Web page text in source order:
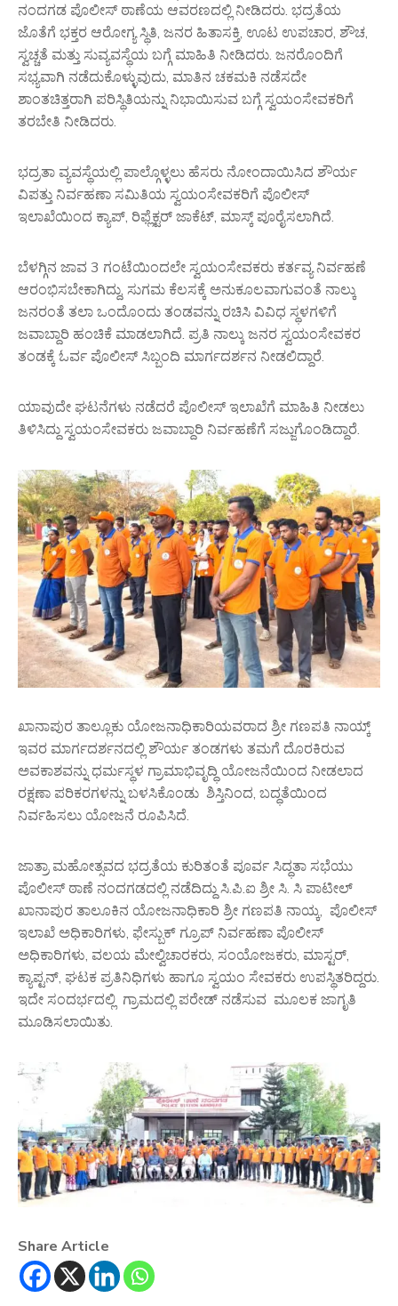
ನಂದಗಡ ಪೊಲೀಸ್ ಠಾಣೆಯ ಆವರಣದಲ್ಲಿ ನೀಡಿದರು. ಭದ್ರತೆಯ
ಜೊತೆಗೆ ಭಕ್ತರ ಆರೋಗ್ಯ ಸ್ಥಿತಿ, ಜನರ ಹಿತಾಸಕ್ತಿ, ಊಟ ಉಪಚಾರ, ಶೌಚ,
ಸ್ವಚ್ಚತೆ ಮತ್ತು ಸುವ್ಯವಸ್ಥೆಯ ಬಗ್ಗೆ ಮಾಹಿತಿ ನೀಡಿದರು. ಜನರೊಂದಿಗೆ
ಸಭ್ಯವಾಗಿ ನಡೆದುಕೊಳ್ಳುವುದು, ಮಾತಿನ ಚಕಮಕಿ ನಡೆಸದೇ
ಶಾಂತಚಿತ್ತರಾಗಿ ಪರಿಸ್ಥಿತಿಯನ್ನು ನಿಭಾಯಿಸುವ ಬಗ್ಗೆ ಸ್ವಯಂಸೇವಕರಿಗೆ
ತರಬೇತಿ ನೀಡಿದರು.
ಭದ್ರತಾ ವ್ಯವಸ್ಥೆಯಲ್ಲಿ ಪಾಲ್ಗೊಳ್ಳಲು ಹೆಸರು ನೋಂದಾಯಿಸಿದ ಶೌರ್ಯ
ವಿಪತ್ತು ನಿರ್ವಹಣಾ ಸಮಿತಿಯ ಸ್ವಯಂಸೇವಕರಿಗೆ ಪೊಲೀಸ್
ಇಲಾಖೆಯಿಂದ ಕ್ಯಾಪ್, ರಿಫ್ಲೆಕ್ಟರ್ ಜಾಕೆಟ್, ಮಾಸ್ಕ್ ಪೂರೈಸಲಾಗಿದೆ.
ಬೆಳಗ್ಗಿನ ಜಾವ 3 ಗಂಟೆಯಿಂದಲೇ ಸ್ವಯಂಸೇವಕರು ಕರ್ತವ್ಯ ನಿರ್ವಹಣೆ
ಆರಂಭಿಸಬೇಕಾಗಿದ್ದು, ಸುಗಮ ಕೆಲಸಕ್ಕೆ ಅನುಕೂಲವಾಗುವಂತೆ ನಾಲ್ಕು
ಜನರಂತೆ ತಲಾ ಒಂದೊಂದು ತಂಡವನ್ನು ರಚಿಸಿ ವಿವಿಧ ಸ್ಥಳಗಳಿಗೆ
ಜವಾಬ್ದಾರಿ ಹಂಚಿಕೆ ಮಾಡಲಾಗಿದೆ. ಪ್ರತಿ ನಾಲ್ಕು ಜನರ ಸ್ವಯಂಸೇವಕರ
ತಂಡಕ್ಕೆ ಓರ್ವ ಪೊಲೀಸ್ ಸಿಬ್ಬಂದಿ ಮಾರ್ಗದರ್ಶನ ನೀಡಲಿದ್ದಾರೆ.
ಯಾವುದೇ ಘಟನೆಗಳು ನಡೆದರೆ ಪೊಲೀಸ್ ಇಲಾಖೆಗೆ ಮಾಹಿತಿ ನೀಡಲು
ತಿಳಿಸಿದ್ದು ಸ್ವಯಂಸೇವಕರು ಜವಾಬ್ದಾರಿ ನಿರ್ವಹಣೆಗೆ ಸಜ್ಜುಗೊಂಡಿದ್ದಾರೆ.
ಖಾನಾಪುರ ತಾಲ್ಲೂಕು ಯೋಜನಾಧಿಕಾರಿಯವರಾದ ಶ್ರೀ ಗಣಪತಿ ನಾಯ್ಕ್
ಇವರ ಮಾರ್ಗದರ್ಶನದಲ್ಲಿ ಶೌರ್ಯ ತಂಡಗಳು ತಮಗೆ ದೊರಕಿರುವ
ಅವಕಾಶವನ್ನು ಧರ್ಮಸ್ಥಳ ಗ್ರಾಮಾಭಿವೃದ್ಧಿ ಯೋಜನೆಯಿಂದ ನೀಡಲಾದ
ರಕ್ಷಣಾ ಪರಿಕರಗಳನ್ನು ಬಳಸಿಕೊಂಡು ಶಿಸ್ತಿನಿಂದ, ಬದ್ಧತೆಯಿಂದ
ನಿರ್ವಹಿಸಲು ಯೋಜನೆ ರೂಪಿಸಿದೆ.
ಜಾತ್ರಾ ಮಹೋತ್ಸವದ ಭದ್ರತೆಯ ಕುರಿತಂತೆ ಪೂರ್ವ ಸಿದ್ಧತಾ ಸಭೆಯು
ಪೊಲೀಸ್ ಠಾಣೆ ನಂದಗಡದಲ್ಲಿ ನಡೆದಿದ್ದು ಸಿ.ಪಿ.ಐ ಶ್ರೀ ಸಿ. ಸಿ ಪಾಟೀಲ್
ಖಾನಾಪುರ ತಾಲೂಕಿನ ಯೋಜನಾಧಿಕಾರಿ ಶ್ರೀ ಗಣಪತಿ ನಾಯ್ಕ, ಪೊಲೀಸ್
ಇಲಾಖೆ ಅಧಿಕಾರಿಗಳು, ಫೇಸ್ಬುಕ್ ಗ್ರೂಪ್ ನಿರ್ವಹಣಾ ಪೊಲೀಸ್
ಅಧಿಕಾರಿಗಳು, ವಲಯ ಮೇಲ್ವಿಚಾರಕರು, ಸಂಯೋಜಕರು, ಮಾಸ್ಟರ್,
ಕ್ಯಾಪ್ಟನ್, ಘಟಕ ಪ್ರತಿನಿಧಿಗಳು ಹಾಗೂ ಸ್ವಯಂ ಸೇವಕರು ಉಪಸ್ಥಿತರಿದ್ದರು.
ಇದೇ ಸಂದರ್ಭದಲ್ಲಿ ಗ್ರಾಮದಲ್ಲಿ ಪರೇಡ್ ನಡೆಸುವ ಮೂಲಕ ಜಾಗೃತಿ
ಮೂಡಿಸಲಾಯಿತು.
Share Article